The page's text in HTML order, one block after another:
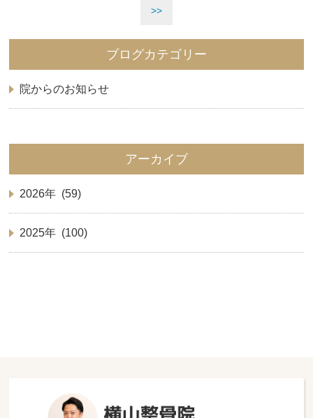
>>
ブログカテゴリー
院からのお知らせ
アーカイブ
2026年 (59)
2025年 (100)